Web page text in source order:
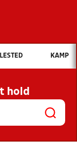
vil du søge efter?
OG NYHEDER
OG
KAMP
hold